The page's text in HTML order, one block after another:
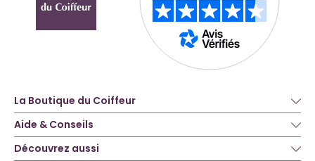
La Boutique du Coiffeur
Aide & Conseils
Découvrez aussi